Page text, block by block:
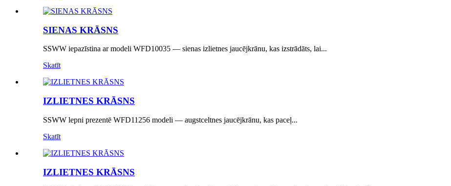
SIENAS KRĀSNS
SSWW iepazīstina ar modeli WFD10035 — sienas izlietnes jaucējkrānu, kas izstrādāts, lai...
Skatīt
IZLIETNES KRĀSNS
SSWW lepni prezentē WFD11256 modeli — augstceltnes jaucējkrānu, kas paceļ...
Skatīt
IZLIETNES KRĀSNS